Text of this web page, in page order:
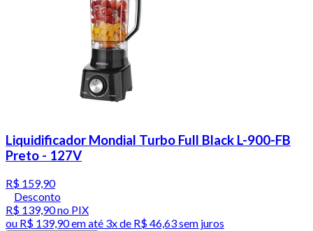
Liquidificador Mondial Turbo Full Black L-900-FB
Preto - 127V
R$ 159,90
Desconto
R$ 139,90no PIX
ou R$ 139,90em até 3x de R$ 46,63 sem juros